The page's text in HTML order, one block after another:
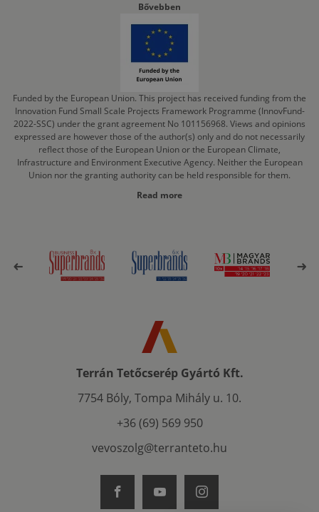
Bővebben
Funded by the European Union. This project has received funding from the
Innovation Fund Small Scale Projects Framework Programme (InnovFund-
2022-SSC) under the grant agreement No 101156968. Views and opinions
expressed are however those of the author(s) only and do not necessarily
reflect those of the European Union or the European Climate,
Infrastructure and Environment Executive Agency. Neither the European
Union nor the granting authority can be held responsible for them.
Read more
Terrán Tetőcserép Gyártó Kft.
7754 Bóly, Tompa Mihály u. 10.
+36 (69) 569 950
vevoszolg@terranteto.hu